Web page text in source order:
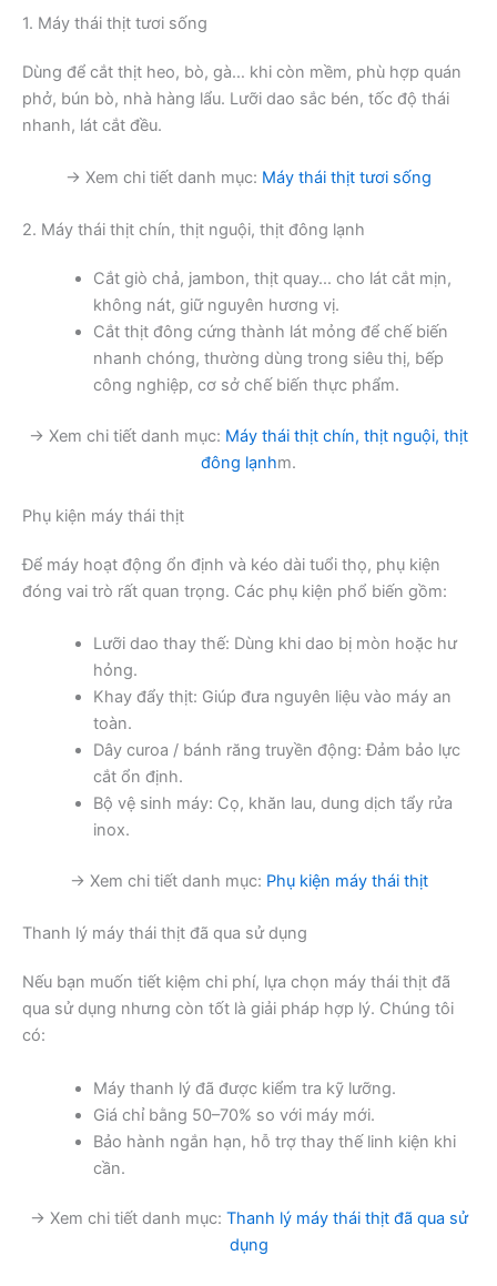
1. Máy thái thịt tươi sống
Dùng để cắt thịt heo, bò, gà… khi còn mềm, phù hợp quán
phở, bún bò, nhà hàng lẩu. Lưỡi dao sắc bén, tốc độ thái
nhanh, lát cắt đều.
→ Xem chi tiết danh mục: Máy thái thịt tươi sống
2. Máy thái thịt chín, thịt nguội, thịt đông lạnh
Cắt giò chả, jambon, thịt quay… cho lát cắt mịn,
không nát, giữ nguyên hương vị.
Cắt thịt đông cứng thành lát mỏng để chế biến
nhanh chóng, thường dùng trong siêu thị, bếp
công nghiệp, cơ sở chế biến thực phẩm.
→ Xem chi tiết danh mục: Máy thái thịt chín, thịt nguội, thịt
đông lạnhm.
Phụ kiện máy thái thịt
Để máy hoạt động ổn định và kéo dài tuổi thọ, phụ kiện
đóng vai trò rất quan trọng. Các phụ kiện phổ biến gồm:
Lưỡi dao thay thế: Dùng khi dao bị mòn hoặc hư
hỏng.
Khay đẩy thịt: Giúp đưa nguyên liệu vào máy an
toàn.
Dây curoa / bánh răng truyền động: Đảm bảo lực
cắt ổn định.
Bộ vệ sinh máy: Cọ, khăn lau, dung dịch tẩy rửa
inox.
→ Xem chi tiết danh mục: Phụ kiện máy thái thịt
Thanh lý máy thái thịt đã qua sử dụng
Nếu bạn muốn tiết kiệm chi phí, lựa chọn máy thái thịt đã
qua sử dụng nhưng còn tốt là giải pháp hợp lý. Chúng tôi
có:
Máy thanh lý đã được kiểm tra kỹ lưỡng.
Giá chỉ bằng 50–70% so với máy mới.
Bảo hành ngắn hạn, hỗ trợ thay thế linh kiện khi
cần.
→ Xem chi tiết danh mục: Thanh lý máy thái thịt đã qua sử
dụng